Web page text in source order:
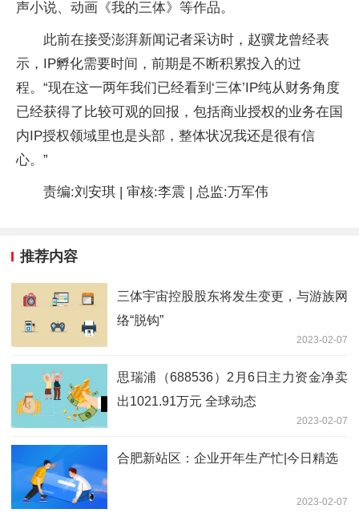
声小说、动画《我的三体》等作品。
此前在接受澎湃新闻记者采访时，赵骥龙曾经表
示，IP孵化需要时间，前期是不断积累投入的过
程。“现在这一两年我们已经看到‘三体’IP纯从财务角度
已经获得了比较可观的回报，包括商业授权的业务在国
内IP授权领域里也是头部，整体状况我还是很有信
心。”
责编:刘安琪 | 审核:李震 | 总监:万军伟
推荐内容
三体宇宙控股股东将发生变更，与游族网
络“脱钩”
2023-02-07
思瑞浦（688536）2月6日主力资金净卖
出1021.91万元 全球动态
2023-02-07
合肥新站区：企业开年生产忙|今日精选
2023-02-07